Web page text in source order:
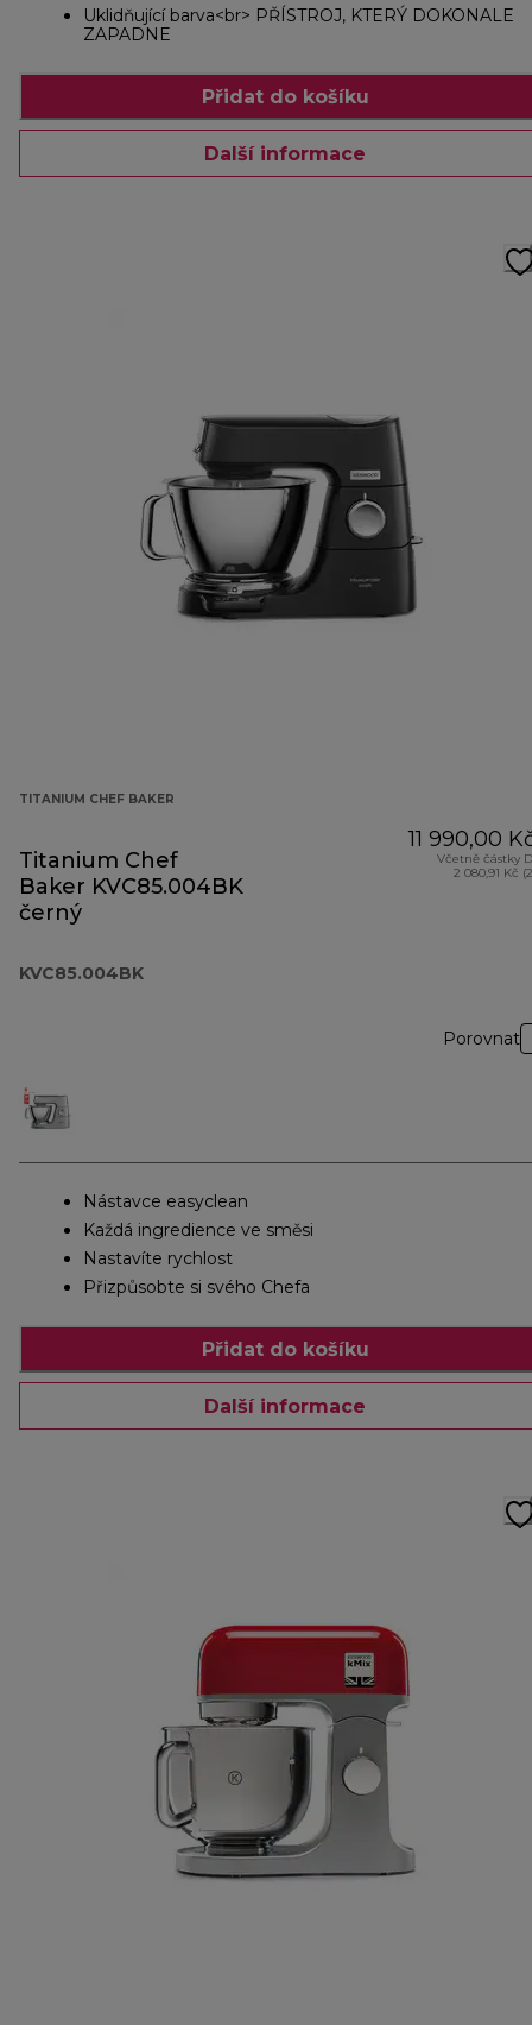
Uklidňující barva<br> PŘÍSTROJ, KTERÝ DOKONALE
ZAPADNE
Přidat do košíku
Další informace
TITANIUM CHEF BAKER
Titanium Chef
Baker KVC85.004BK
černý
KVC85.004BK
11 990,00
Včetně částky
2 080,91 Kč
Porovnat
Nástavce easyclean
Každá ingredience ve směsi
Nastavíte rychlost
Přizpůsobte si svého Chefa
Přidat do košíku
Další informace